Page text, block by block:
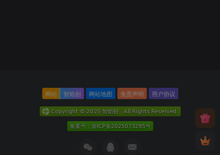
网站 智焰创 网站地图 免责声明 用户协议